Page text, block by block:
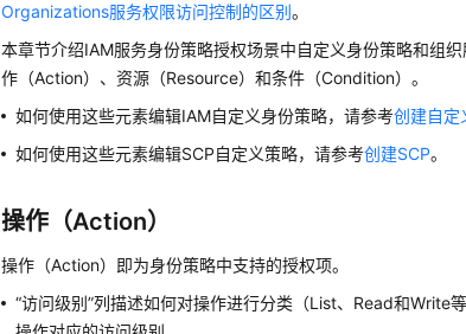
Organizations服务权限访问控制的区别。
本章节介绍IAM服务身份策略授权场景中自定义身份策略和组
作（Action）、资源（Resource）和条件（Condition）。
如何使用这些元素编辑IAM自定义身份策略，请参考创建自定
如何使用这些元素编辑SCP自定义策略，请参考创建SCP。
操作（Action）
操作（Action）即为身份策略中支持的授权项。
“访问级别”列描述如何对操作进行分类（List、Read和Write